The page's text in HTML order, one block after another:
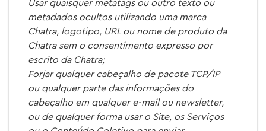
Usar quaisquer metatags ou outro texto ou
metadados ocultos utilizando uma marca
Chatra, logotipo, URL ou nome de produto da
Chatra sem o consentimento expresso por
escrito da Chatra;
Forjar qualquer cabeçalho de pacote TCP/IP
ou qualquer parte das informações do
cabeçalho em qualquer e-mail ou newsletter,
ou de qualquer forma usar o Site, os Serviços